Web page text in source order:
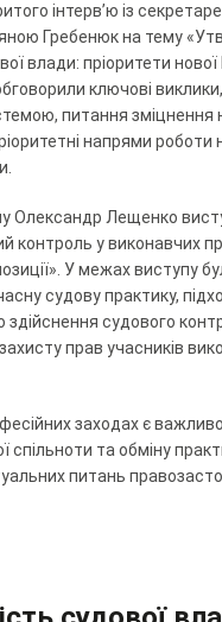
інтерв’ю із
Гребенюк на тему
влади: пріоритети
ключові
питання зміцнення
напрями роботи
Олександр Лещенко
контроль у виконавчих
У межах виступу
судову практику,
здійснення судового
прав учасників
заходах є
спільноти та обміну
питань